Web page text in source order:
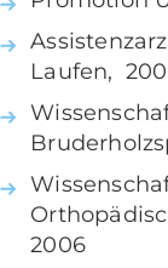
Laufen,
2006